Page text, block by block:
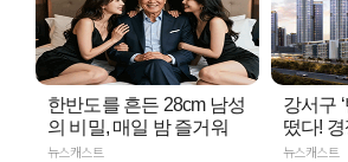
한반도를 흔든 28cm 남성
의 비밀, 매일 밤 즐거워
뉴스캐스트
강서구
떴다!
뉴스캐스트